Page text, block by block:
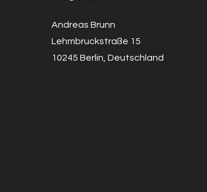
Andreas Brunn
Lehmbruckstraße 15
10245 Berlin, Deutschland